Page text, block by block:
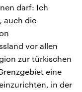
darf: Ich
auch die
vor allen
zur türkischen
eine
in der